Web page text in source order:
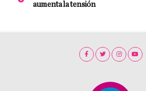
aumenta la tensión